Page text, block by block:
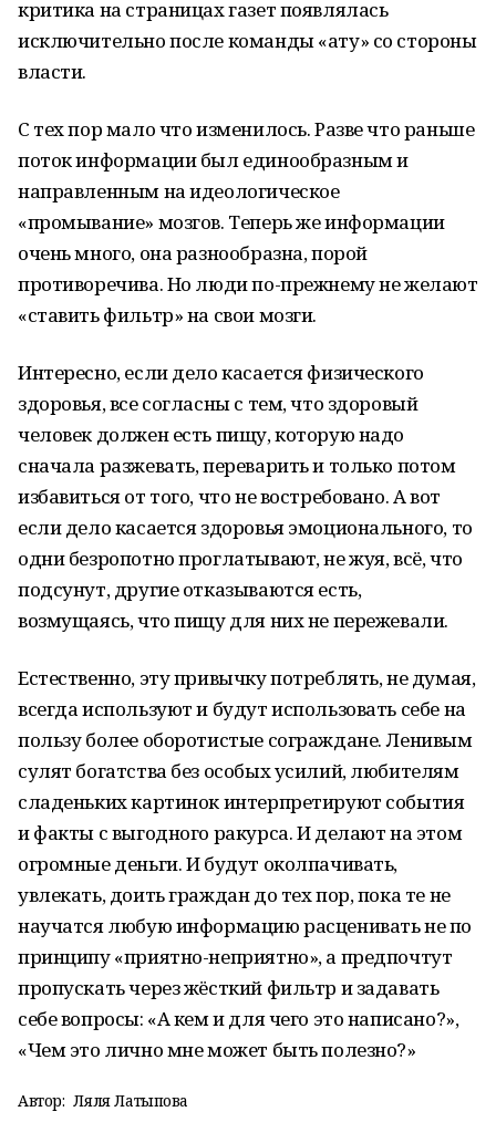
критика на страницах газет появлялась
исключительно после команды «ату» со стороны
власти.
С тех пор мало что изменилось. Разве что раньше
поток информации был единообразным и
направленным на идеологическое
«промывание» мозгов. Теперь же информации
очень много, она разнообразна, порой
противоречива. Но люди по-прежнему не желают
«ставить фильтр» на свои мозги.
Интересно, если дело касается физического
здоровья, все согласны с тем, что здоровый
человек должен есть пищу, которую надо
сначала разжевать, переварить и только потом
избавиться от того, что не востребовано. А вот
если дело касается здоровья эмоционального, то
одни безропотно проглатывают, не жуя, всё, что
подсунут, другие отказываются есть,
возмущаясь, что пищу для них не пережевали.
Естественно, эту привычку потреблять, не думая,
всегда используют и будут использовать себе на
пользу более оборотистые сограждане. Ленивым
сулят богатства без особых усилий, любителям
сладеньких картинок интерпретируют события
и факты с выгодного ракурса. И делают на этом
огромные деньги. И будут околпачивать,
увлекать, доить граждан до тех пор, пока те не
научатся любую информацию расценивать не по
принципу «приятно-неприятно», а предпочтут
пропускать через жёсткий фильтр и задавать
себе вопросы: «А кем и для чего это написано?»,
«Чем это лично мне может быть полезно?»
Автор: Ляля Латыпова